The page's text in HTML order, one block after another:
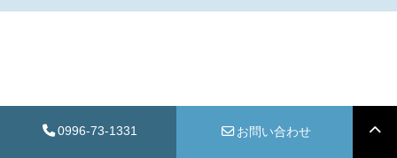
0996-73-1331 お問い合わせ